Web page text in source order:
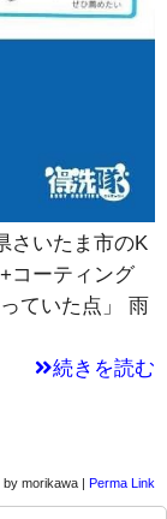
さいたま市のK
コーティング
ていた点」 雨
続きを読む
by morikawa | Perma Link